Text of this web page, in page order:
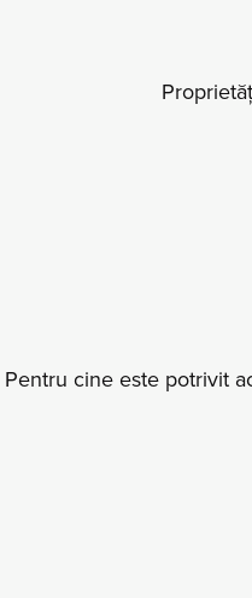
Pentru cine este potrivit